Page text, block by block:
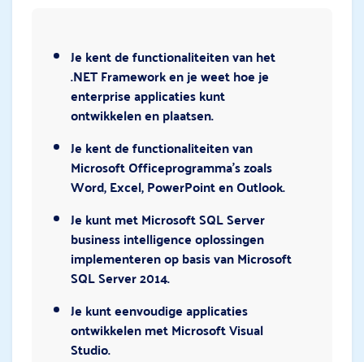
Je kent de functionaliteiten van het
.NET Framework en je weet hoe je
enterprise applicaties kunt
ontwikkelen en plaatsen.
Je kent de functionaliteiten van
Microsoft Officeprogramma’s zoals
Word, Excel, PowerPoint en Outlook.
Je kunt met Microsoft SQL Server
business intelligence oplossingen
implementeren op basis van Microsoft
SQL Server 2014.
Je kunt eenvoudige applicaties
ontwikkelen met Microsoft Visual
Studio.